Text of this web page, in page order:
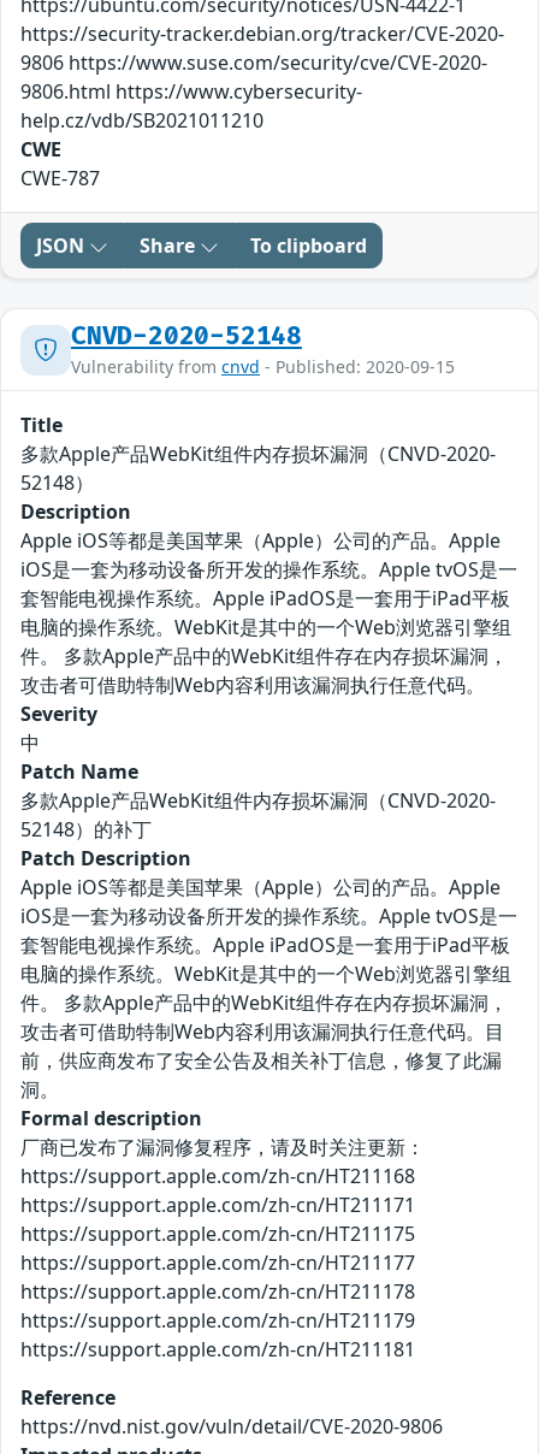
https://security-tracker.debian.org/tracker/CVE-2020-
9806 https://www.suse.com/security/cve/CVE-2020-
9806.html https://www.cybersecurity-
help.cz/vdb/SB2021011210
CWE
CWE-787
JSON Share To clipboard
CNVD-2020-52148
Vulnerability from cnvd - Published: 2020-09-15
Title
多款Apple产品WebKit组件内存损坏漏洞（CNVD-2020-
52148）
Description
Apple iOS等都是美国苹果（Apple）公司的产品。Apple
iOS是一套为移动设备所开发的操作系统。Apple tvOS是一
套智能电视操作系统。Apple iPadOS是一套用于iPad平板
电脑的操作系统。WebKit是其中的一个Web浏览器引擎组
件。 多款Apple产品中的WebKit组件存在内存损坏漏洞，
攻击者可借助特制Web内容利用该漏洞执行任意代码。
Severity
中
Patch Name
多款Apple产品WebKit组件内存损坏漏洞（CNVD-2020-
52148）的补丁
Patch Description
Apple iOS等都是美国苹果（Apple）公司的产品。Apple
iOS是一套为移动设备所开发的操作系统。Apple tvOS是一
套智能电视操作系统。Apple iPadOS是一套用于iPad平板
电脑的操作系统。WebKit是其中的一个Web浏览器引擎组
件。 多款Apple产品中的WebKit组件存在内存损坏漏洞，
攻击者可借助特制Web内容利用该漏洞执行任意代码。目
前，供应商发布了安全公告及相关补丁信息，修复了此漏
洞。
Formal description
厂商已发布了漏洞修复程序，请及时关注更新：
https://support.apple.com/zh-cn/HT211168
https://support.apple.com/zh-cn/HT211171
https://support.apple.com/zh-cn/HT211175
https://support.apple.com/zh-cn/HT211177
https://support.apple.com/zh-cn/HT211178
https://support.apple.com/zh-cn/HT211179
https://support.apple.com/zh-cn/HT211181
Reference
https://nvd.nist.gov/vuln/detail/CVE-2020-9806